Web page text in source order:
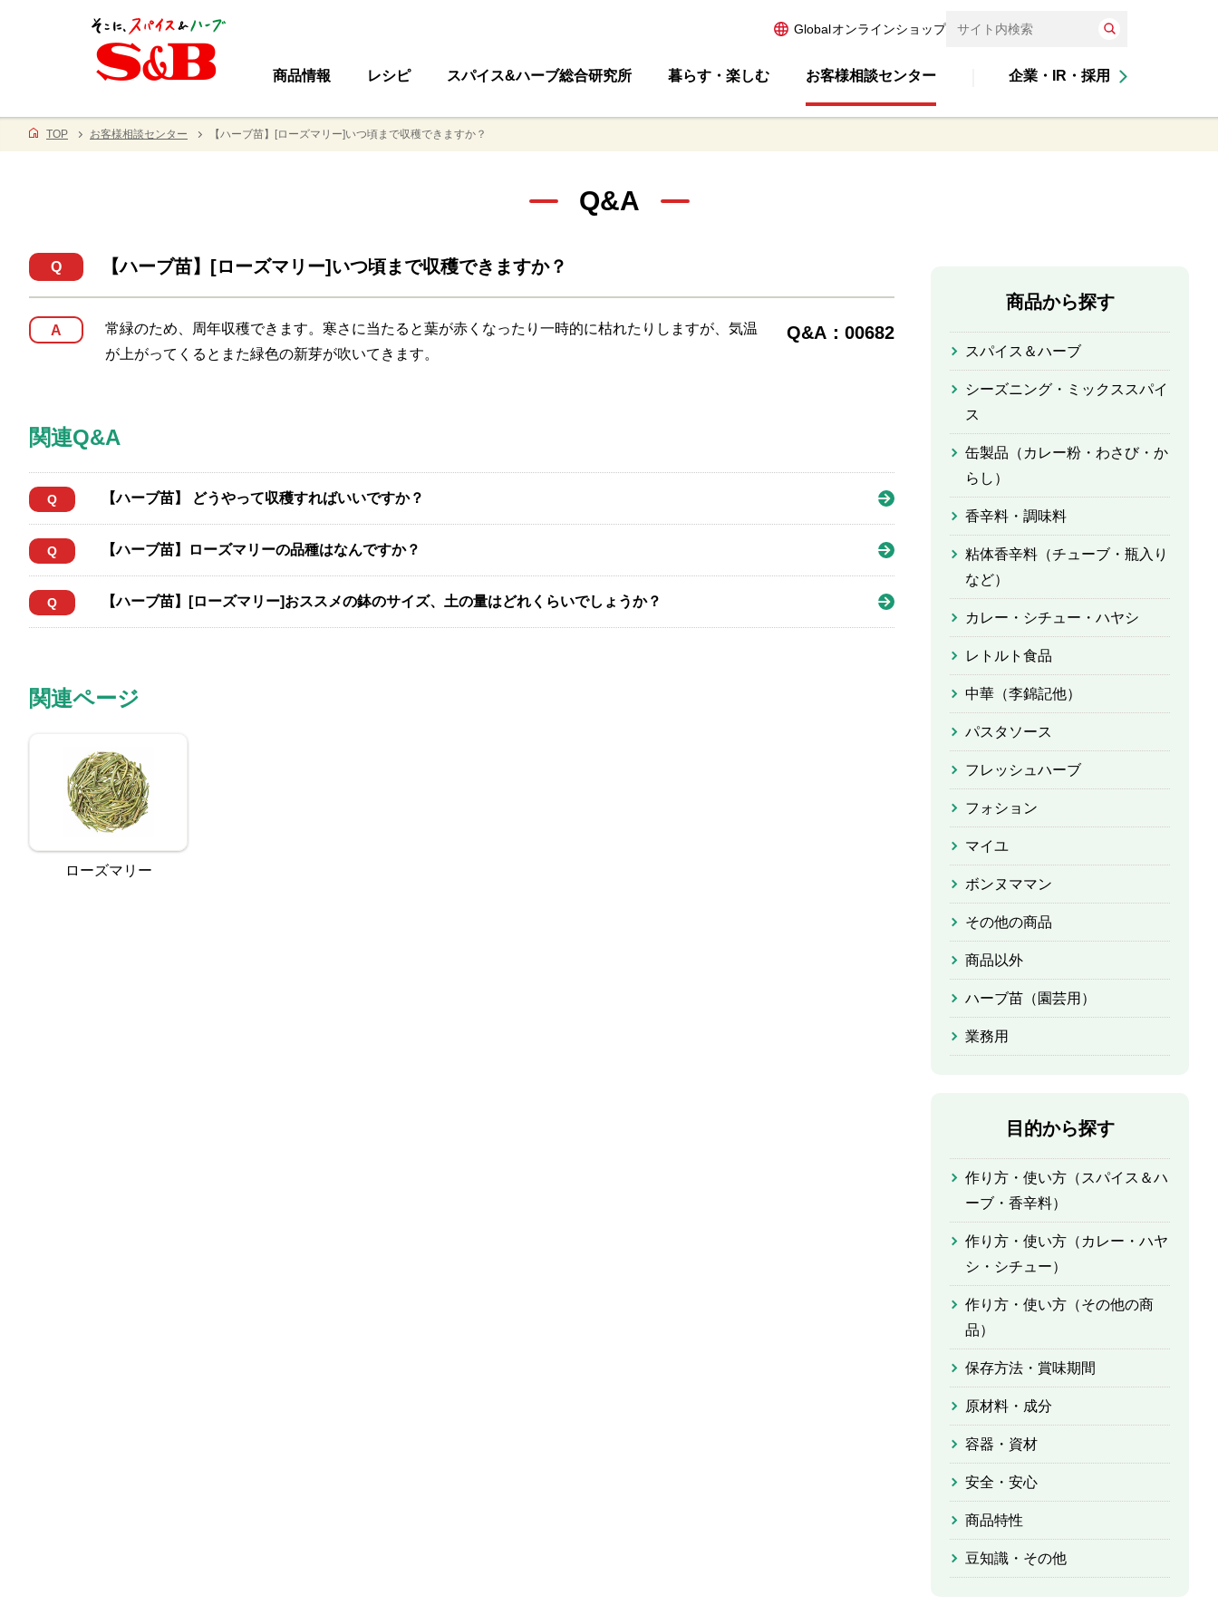
Globalオンラインショップ
商品情報 レシピ スパイス&ハーブ総合研究所 暮らす・楽しむ お客様相談センター 企業・IR・採用
TOP お客様相談センター 【ハーブ苗】[ローズマリー]いつ頃まで収穫できますか？
Q&A
Q 【ハーブ苗】[ローズマリー]いつ頃まで収穫できますか？
Q&A：00682
A
常緑のため、周年収穫できます。寒さに当たると葉が赤くなったり一時的に枯れたりしますが、気温
が上がってくるとまた緑色の新芽が吹いてきます。
関連Q&A
Q 【ハーブ苗】 どうやって収穫すればいいですか？
Q 【ハーブ苗】ローズマリーの品種はなんですか？
Q 【ハーブ苗】[ローズマリー]おススメの鉢のサイズ、土の量はどれくらいでしょうか？
関連ページ
ローズマリー
商品から探す
スパイス＆ハーブ
シーズニング・ミックススパイ
ス
缶製品（カレー粉・わさび・か
らし）
香辛料・調味料
粘体香辛料（チューブ・瓶入り
など）
カレー・シチュー・ハヤシ
レトルト食品
中華（李錦記他）
パスタソース
フレッシュハーブ
フォション
マイユ
ボンヌママン
その他の商品
商品以外
ハーブ苗（園芸用）
業務用
目的から探す
作り方・使い方（スパイス＆ハ
ーブ・香辛料）
作り方・使い方（カレー・ハヤ
シ・シチュー）
作り方・使い方（その他の商
品）
保存方法・賞味期間
原材料・成分
容器・資材
安全・安心
商品特性
豆知識・その他